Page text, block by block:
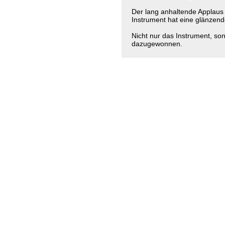
Der lang anhaltende
Instrument hat eine
Nicht nur das Instrument,
dazugewonnen.